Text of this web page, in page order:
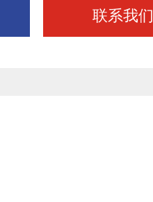
联系我们